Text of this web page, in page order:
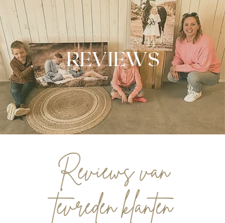
REVIEWS
Reviews van
tevreden klanten